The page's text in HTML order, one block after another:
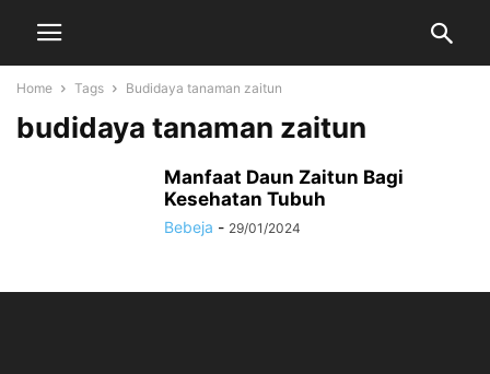
Home Tags Budidaya tanaman zaitun
budidaya tanaman zaitun
Manfaat Daun Zaitun Bagi
Kesehatan Tubuh
Bebeja - 29/01/2024